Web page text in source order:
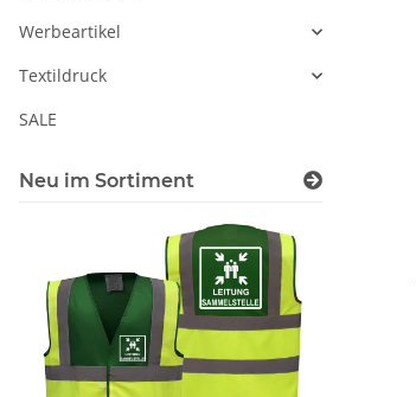
Werbeartikel
Textildruck
SALE
Neu im Sortiment